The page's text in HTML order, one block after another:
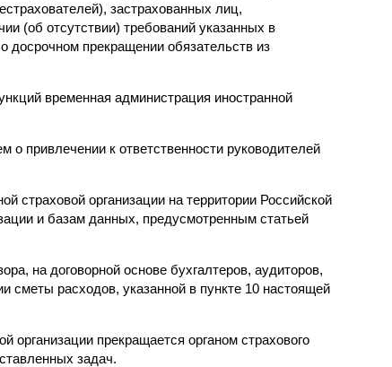
застрахованных лиц,
(об отсутствии) требований указанных в
прекращении обязательств из
временная администрация иностранной
привлечении к ответственности руководителей
страховой организации на территории Российской
и базам данных, предусмотренным статьей
на договорной основе бухгалтеров, аудиторов,
сметы расходов, указанной в пункте 10 настоящей
организации прекращается органом страхового
задач.